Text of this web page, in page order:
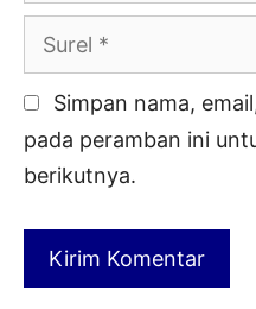
Surel
Simpan nama,
pada peramban ini
berikutnya.